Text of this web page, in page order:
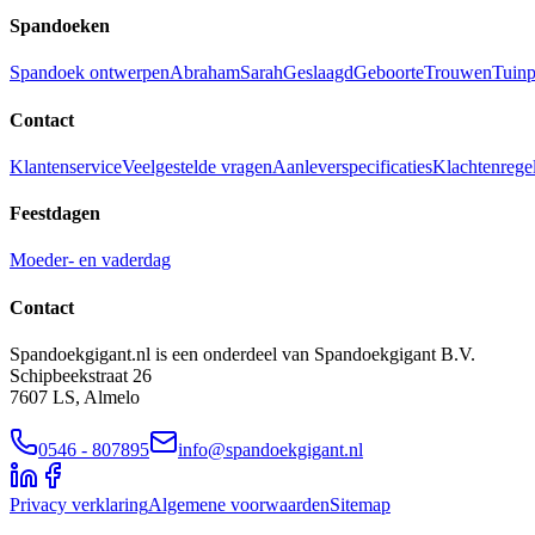
Spandoeken
Spandoek ontwerpenAbrahamSarahGeslaagdGeboorteTrouwen
Contact
KlantenserviceVeelgestelde vragenAanleverspecificaties
Feestdagen
Moeder- en vaderdag
Contact
Spandoekgigant.nl is een onderdeel van Spandoekgigant B.V.
Schipbeekstraat 26
7607 LS, Almelo
0546 - 807895 info@spandoekgigant.nl
Privacy verklaringAlgemene voorwaardenSitemap